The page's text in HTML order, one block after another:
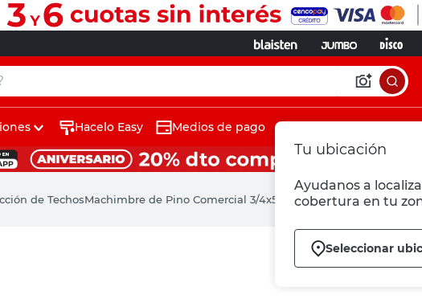
Tu ubicación
Ayudanos a
cobertura en tu
Seleccionar
Hacelo Easy Medios de pago
de TechosMachimbre de Pino Comercial 3/4x5x4.27 Mts